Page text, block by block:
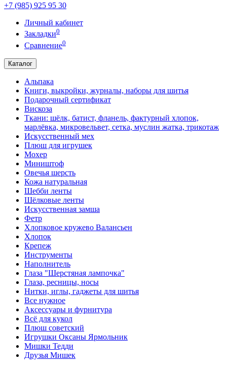
+7 (985) 925 95 30
Личный кабинет
Закладки0
Сравнение0
Каталог
Альпака
Книги, выкройки, журналы, наборы для шитья
Подарочный сертификат
Вискоза
Ткани: шёлк, батист, фланель, фактурный хлопок,
марлёвка, микровельвет, сетка, муслин жатка, трикотаж
Искусственный мех
Плюш для игрушек
Мохер
Миништоф
Овечья шерсть
Кожа натуральная
Шебби ленты
Шёлковые ленты
Искусственная замша
Фетр
Хлопковое кружево Валансьен
Хлопок
Крепеж
Инструменты
Наполнитель
Глаза "Шерстяная лампочка"
Глаза, ресницы, носы
Нитки, иглы, гаджеты для шитья
Все нужное
Аксессуары и фурнитура
Всё для кукол
Плюш советский
Игрушки Оксаны Ярмольник
Мишки Тедди
Друзья Мишек